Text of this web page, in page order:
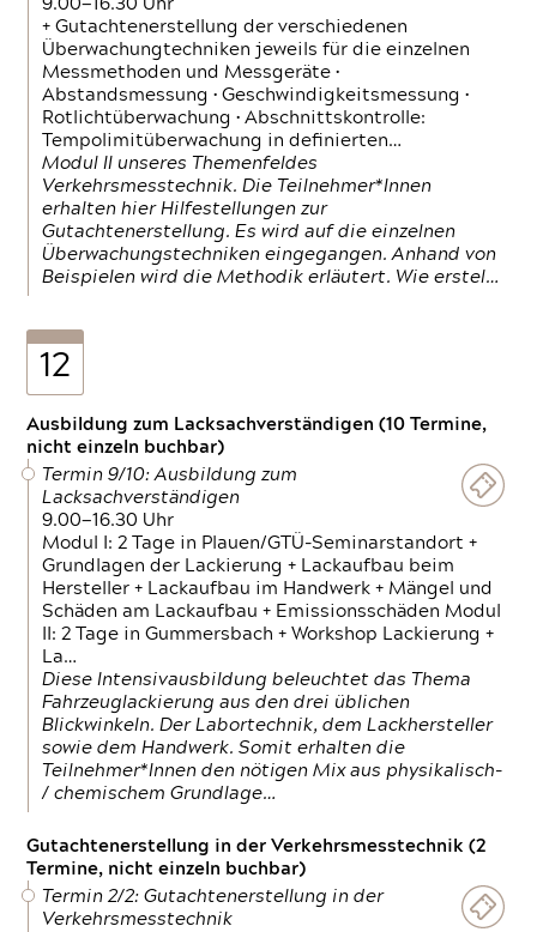
9.00—16.30 Uhr
+ Gutachtenerstellung der verschiedenen
Überwachungtechniken jeweils für die einzelnen
Messmethoden und Messgeräte •
Abstandsmessung • Geschwindigkeitsmessung •
Rotlichtüberwachung • Abschnittskontrolle:
Tempolimitüberwachung in definierten…
Modul II unseres Themenfeldes
Verkehrsmesstechnik. Die Teilnehmer*Innen
erhalten hier Hilfestellungen zur
Gutachtenerstellung. Es wird auf die einzelnen
Überwachungstechniken eingegangen. Anhand von
Beispielen wird die Methodik erläutert. Wie erstel…
12
Ausbildung zum Lacksachverständigen (10 Termine,
nicht einzeln buchbar)
Termin 9/10: Ausbildung zum
Lacksachverständigen
9.00—16.30 Uhr
Modul I: 2 Tage in Plauen/GTÜ-Seminarstandort +
Grundlagen der Lackierung + Lackaufbau beim
Hersteller + Lackaufbau im Handwerk + Mängel und
Schäden am Lackaufbau + Emissionsschäden Modul
II: 2 Tage in Gummersbach + Workshop Lackierung +
La…
Diese Intensivausbildung beleuchtet das Thema
Fahrzeuglackierung aus den drei üblichen
Blickwinkeln. Der Labortechnik, dem Lackhersteller
sowie dem Handwerk. Somit erhalten die
Teilnehmer*Innen den nötigen Mix aus physikalisch-
/ chemischem Grundlage…
Gutachtenerstellung in der Verkehrsmesstechnik (2
Termine, nicht einzeln buchbar)
Termin 2/2: Gutachtenerstellung in der
Verkehrsmesstechnik